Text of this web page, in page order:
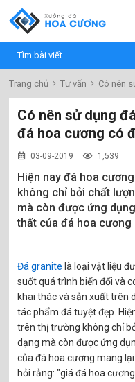
Trang chủ Tư vấn Có nên
Có nên sử dụng
đá hoa cương có
03-09-2019 1,539
Hiện nay đá hoa
không chỉ bởi chất
mà còn được ứng
thất của đá hoa
Đá granite là loại vật liệu
suốt quá trình biến đổi và
khai thác và sản xuất trên
tác phẩm đá tuyệt đẹp.
trên thị trường không chỉ
dạng mà còn được ứng
của đá hoa cương mang
hỏi rằng: "giá đá hoa